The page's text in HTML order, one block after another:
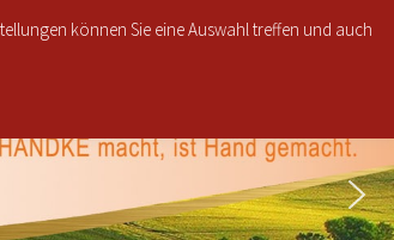
können Sie eine Auswahl treffen und auch